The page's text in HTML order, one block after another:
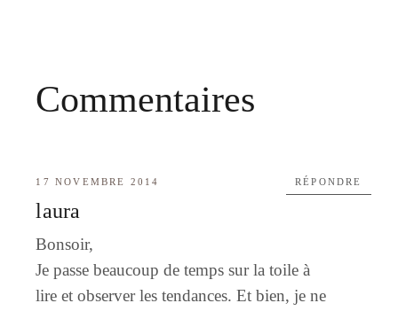
Commentaires
17 NOVEMBRE 2014
laura
Bonsoir,
Je passe beaucoup de temps sur la toile à
lire et observer les tendances. Et bien, je ne
RÉPONDRE